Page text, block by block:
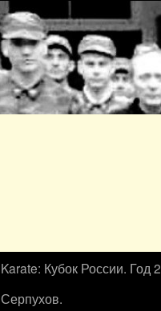
Karate: Кубок России. Год
Серпухов.